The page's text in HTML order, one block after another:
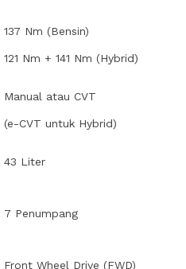
137 Nm (Bensin)
121 Nm + 141 Nm (Hybrid)
Manual atau CVT
(e-CVT untuk Hybrid)
43 Liter
7 Penumpang
Front Wheel Drive (FWD)